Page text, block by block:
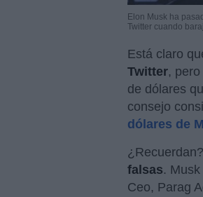
Elon Musk ha
Twitter cuando
Está claro
Twitter,
de dólares
consejo
dólares de
falsas.
Ceo, Parag